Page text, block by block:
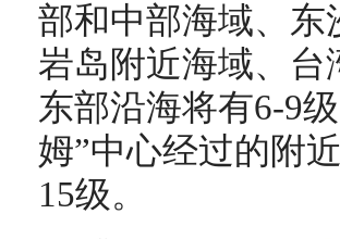
部和中部海域、东
岩岛附近海域、
东部沿海将有6-9
姆”中心经过的附
15级。